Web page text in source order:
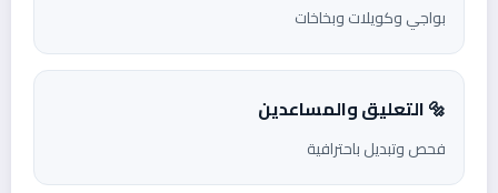
بواجي وكويلات وبخاخات
🔩 التعليق والمساعدين
فحص وتبديل باحترافية